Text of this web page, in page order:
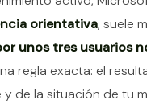
orientativa, suele
unos tres usuarios
regla exacta: el
de la situación de tu